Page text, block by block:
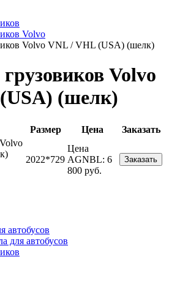
Volvo
Volvo VNL / VHL (USA) (шелк)
Volvo
(шелк)
Размер Цена
Заказать
2022*729
Цена
AGNBL: 6
800 руб.
Заказать
автобусов
для автобусов